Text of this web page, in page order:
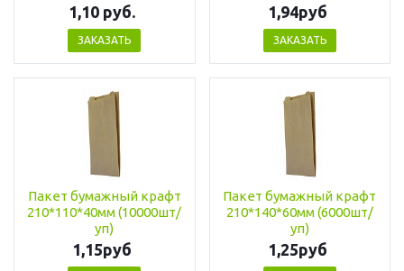
1,10 руб.
ЗАКАЗАТЬ
1,94руб
ЗАКАЗАТЬ
Пакет бумажный крафт
210*110*40мм (10000шт/
уп)
1,15руб
Пакет бумажный крафт
210*140*60мм (6000шт/
уп)
1,25руб